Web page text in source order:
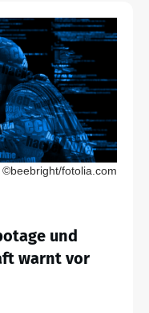
©beebright/fotolia.com
und
warnt vor